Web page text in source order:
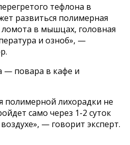
тефлона в
развиться полимерная
ломота в мышцах, головная
и озноб», —
— повара в кафе и
полимерной лихорадки не
само через 1-2 суток
— говорит эксперт.